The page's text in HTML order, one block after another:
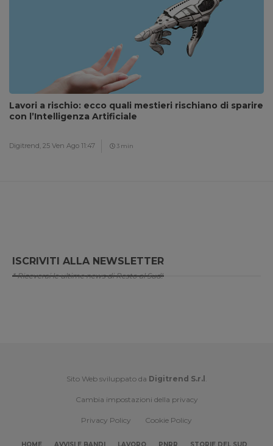
Lavori a rischio: ecco quali mestieri rischiano di sparire
con l’Intelligenza Artificiale
Digitrend, 25 Ven Ago 11:47 3 min
ISCRIVITI ALLA NEWSLETTER
* Riceverai le ultime news di Resto al Sud!
Sito Web sviluppato da Digitrend S.r.l .
Cambia impostazioni della privacy
Privacy Policy Cookie Policy